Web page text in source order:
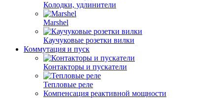
Колодки, удлинители
Marshel
Каучуковые розетки вилки
Коммутация и пуск
Контакторы и пускатели
Тепловые реле
Компенсация реактивной мощности